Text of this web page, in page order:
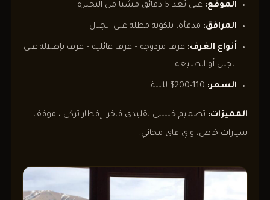
الموقع: على بُعد 5 دقائق مشياً من البحيرة
المرافق: مدفأة، بلكونة مطلة على الجبال
أنواع الغرف: غرف مزدوجة – غرف عائلية – غرف بإطلالة على
الجبل أو الطبيعة.
السعر:
المميزات: تصميم خشبي تقليدي فاخر، إفطار تركي ، موقف
سيارات خاص، واي فاي مجاني.